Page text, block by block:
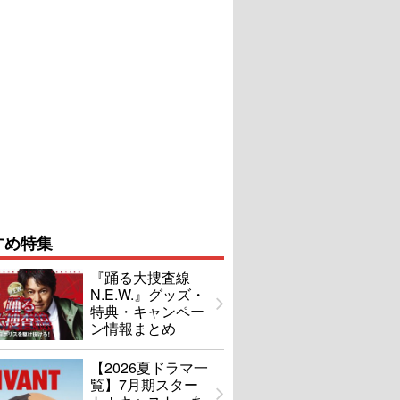
特集
『踊る大捜査線
N.E.W.』グッズ・
特典・キャンペー
ン情報まとめ
【2026夏ドラマ一
覧】7月期スター